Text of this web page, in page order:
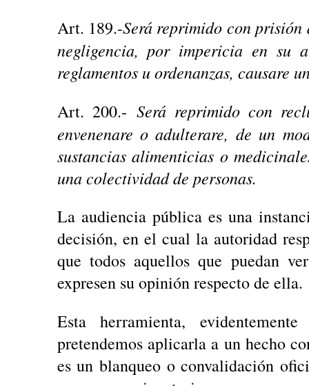
Art. 189.-Será reprimido con prisión
negligencia, por impericia en su
reglamentos u ordenanzas, causare
Art. 200.- Será reprimido con
envenenare o adulterare, de un
sustancias alimenticias o
una colectividad de personas.
La audiencia pública es una
decisión, en el cual la autoridad
que todos aquellos que puedan
expresen su opinión respecto de ella.
Esta herramienta,
pretendemos aplicarla a un hecho
es un blanqueo o convalidación